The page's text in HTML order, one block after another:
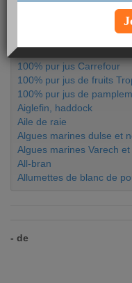
Recherches
100% pur jus Carrefour
100% pur jus de fruits
100% pur jus de
Aiglefin, haddock
Aile de raie
Algues marines dulse et
Algues marines Varech
All-bran
Allumettes de blanc de
- de